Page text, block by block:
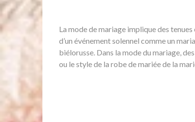
La mode de mariage implique des
d’un événement solennel comme un
biélorusse. Dans la mode du mariage,
ou le style de la robe de mariée de la